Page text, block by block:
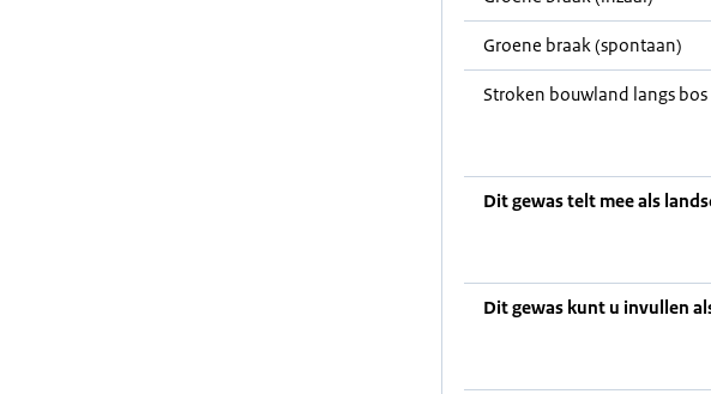
Groene braak (spontaan)
Stroken bouwland langs bos
Dit gewas telt mee als
Dit gewas kunt u invullen